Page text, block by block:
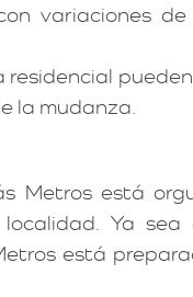
variaciones
la mudanza.
Metros está
Ya
está